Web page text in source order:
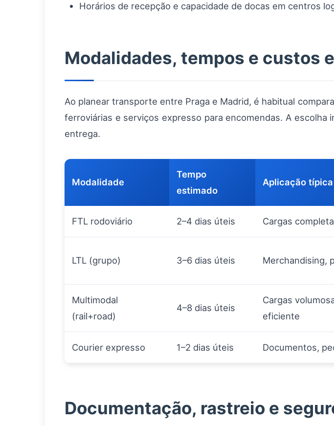
Horários de recepção e capacidade de docas em centros
Modalidades, tempos e custos
Ao planear transporte entre Praga e Madrid, é habitual
ferroviárias e serviços expresso para encomendas. A
entrega.
Modalidade
Tempo
estimado
Aplicação típica
FTL rodoviário 2–4 dias úteis Cargas
LTL (grupo) 3–6 dias úteis Merchandising,
Multimodal
(rail+road)
4–8 dias úteis
Cargas
eficiente
Courier expresso 1–2 dias úteis Documentos,
Documentação, rastreio e